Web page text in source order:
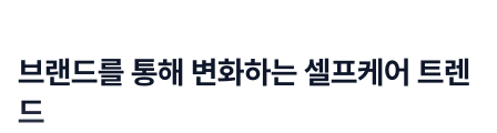
브랜드를 통해 변화하는 셀프케어 트렌
드